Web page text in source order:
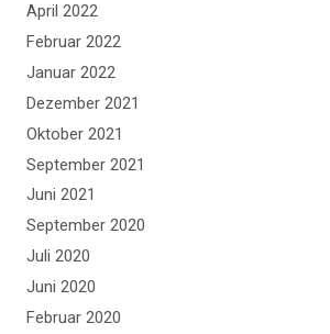
April 2022
Februar 2022
Januar 2022
Dezember 2021
Oktober 2021
September 2021
Juni 2021
September 2020
Juli 2020
Juni 2020
Februar 2020